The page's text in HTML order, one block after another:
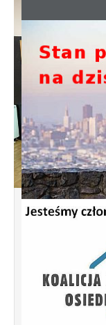
Spotkanie
budowy ulic